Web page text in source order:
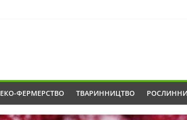
ЕКО-ФЕРМЕРСТВО ТВАРИННИЦТВО